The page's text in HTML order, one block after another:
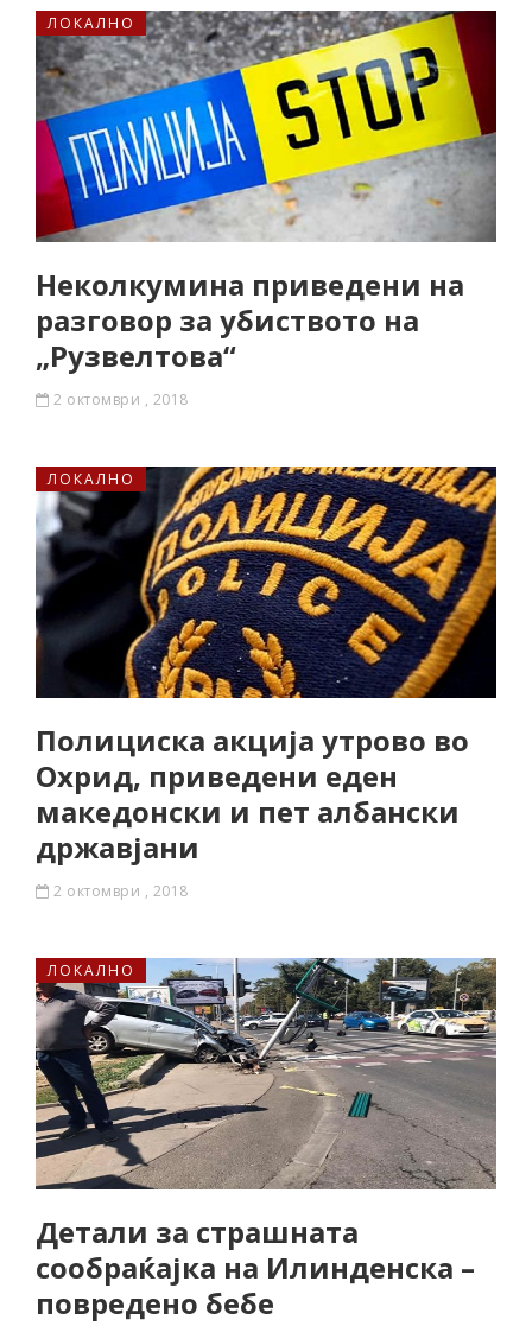
ЛОКАЛНО
Неколкумина приведени на
разговор за убиството на
„Рузвелтова“
2 октомври , 2018
ЛОКАЛНО
Полициска акција утрово во
Охрид, приведени еден
македонски и пет албански
државјани
2 октомври , 2018
ЛОКАЛНО
Детали за страшната
сообраќајка на Илинденска –
повредено бебе